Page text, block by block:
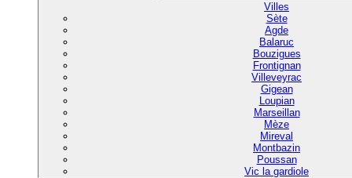
Villes
Sète
Agde
Balaruc
Bouzigues
Frontignan
Villeveyrac
Gigean
Loupian
Marseillan
Mèze
Mireval
Montbazin
Poussan
Vic la gardiole